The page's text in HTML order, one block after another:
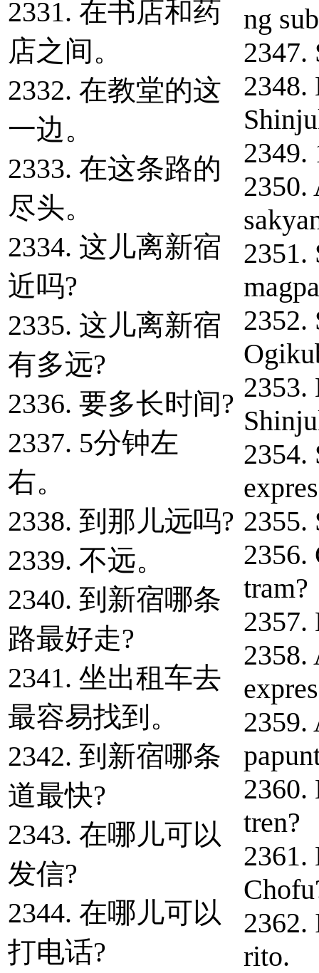
2331. 在书店和药
店之间。
2332. 在教堂的这
一边。
2333. 在这条路的
尽头。
2334. 这儿离新宿
近吗?
2335. 这儿离新宿
有多远?
2336. 要多长时间?
2337. 5分钟左
右。
2338. 到那儿远吗?
2339. 不远。
2340. 到新宿哪条
路最好走?
2341. 坐出租车去
最容易找到。
2342. 到新宿哪条
道最快?
2343. 在哪儿可以
发信?
2344. 在哪儿可以
打电话?
ng
2347.
2348.
2349.
2350.
2351.
2352.
2353.
2354.
2355.
2356.
tram?
2357.
2358.
2359.
2360.
tren?
2361.
2362.
rito.